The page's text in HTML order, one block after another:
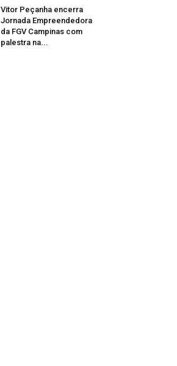
Vitor Peçanha encerra
Jornada Empreendedora
da FGV Campinas com
palestra na...